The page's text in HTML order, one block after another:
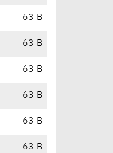
63 B
63 B
63 B
63 B
63 B
63 B